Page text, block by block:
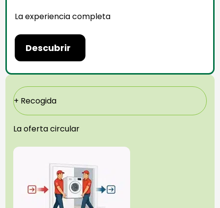
La experiencia completa
Descubrir
+ Recogida
La oferta circular